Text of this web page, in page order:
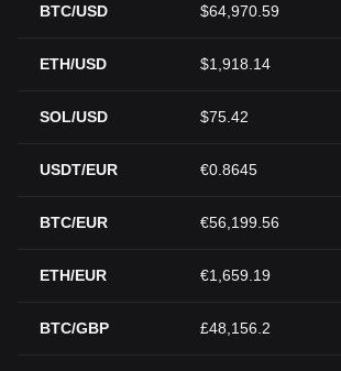
BTC/USD $64,970.59
ETH/USD $1,918.14
SOL/USD $75.42
USDT/EUR €0.8645
BTC/EUR €56,199.56
ETH/EUR €1,659.19
BTC/GBP £48,156.2